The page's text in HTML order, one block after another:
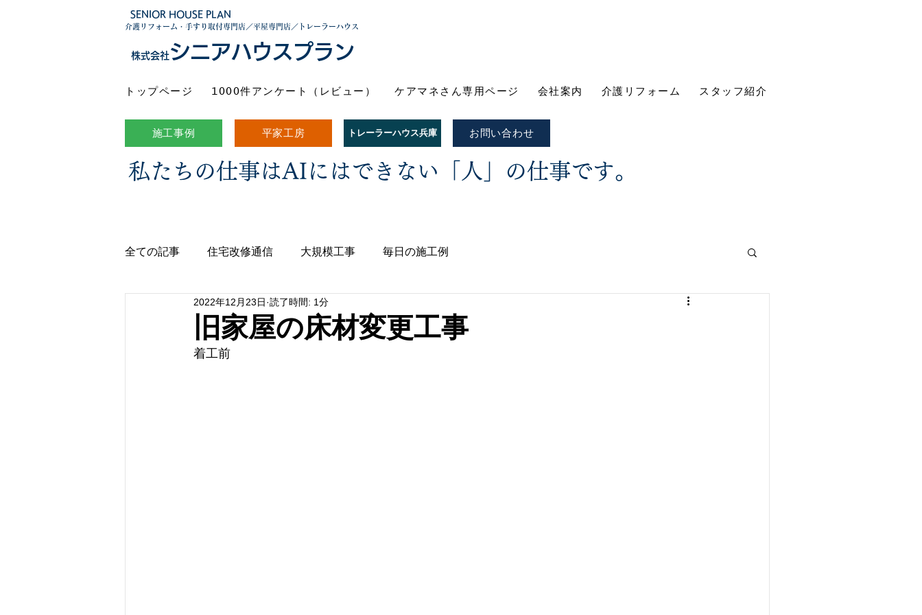
SENIOR HOUSE PLAN
介護リフォーム・手すり取付専門店／平屋専門店／トレーラーハウス
株式会社シニアハウスプラン
トップページ 1000件アンケート（レビュー） ケアマネさん専用ページ 会社案内 介護リフォーム スタッフ紹介
施工事例 平家工房 トレーラーハウス兵庫 お問い合わせ
私たちの仕事はAIにはできない「人」の仕事です。
全ての記事 住宅改修通信 大規模工事 毎日の施工例
旧家屋の床材変更工事
2022年12月23日 読了時間: 1分
着工前